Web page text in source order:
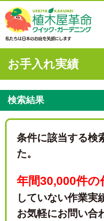
お手入れ実績
検索結果
条件に該当する検
た。
年間30,000件の
していない作業実
お気軽にお問い合